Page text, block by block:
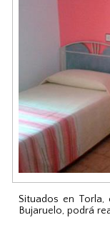
Situados en Torla,
Bujaruelo, podrá